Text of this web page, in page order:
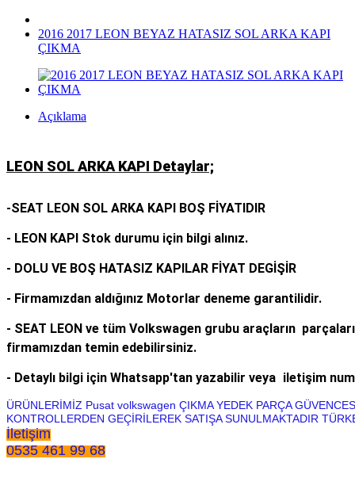
2016 2017 LEON BEYAZ HATASIZ SOL ARKA KAPI
ÇIKMA
Açıklama
LEON SOL ARKA KAPI Detaylar;
-SEAT LEON SOL ARKA KAPI BOŞ FİYATIDIR
- LEON KAPI Stok durumu için bilgi alınız.
- DOLU VE BOŞ HATASIZ KAPILAR FİYAT DEGİŞİR
- Firmamızdan aldığınız Motorlar deneme garantilidir.
- SEAT LEON ve tüm Volkswagen grubu araçların
firmamızdan temin edebilirsiniz.
- Detaylı bilgi için Whatsapp'tan yazabilir veya iletişim
ÜRÜNLERİMİZ Pusat volkswagen ÇIKMA YEDEK PARÇA
KONTROLLERDEN GEÇİRİLEREK SATIŞA SUNULMAKTADIR
İletişim
0535 461 99 68